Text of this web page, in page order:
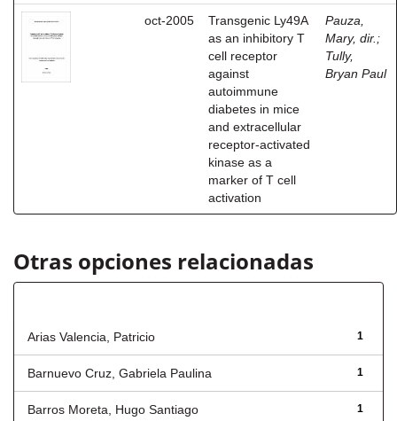
oct-2005
Transgenic Ly49A
as an inhibitory T
cell receptor
against
autoimmune
diabetes in mice
and extracellular
receptor-activated
kinase as a
marker of T cell
activation
Pauza,
Mary, dir. ;
Tully,
Bryan Paul
Otras opciones relacionadas
1
Arias Valencia, Patricio
1
Barnuevo Cruz, Gabriela Paulina
1
Barros Moreta, Hugo Santiago